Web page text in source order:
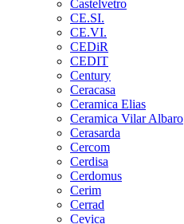
Castelvetro
CE.SI.
CE.VI.
CEDiR
CEDIT
Century
Ceracasa
Ceramica Elias
Ceramica Vilar Albaro
Cerasarda
Cercom
Cerdisa
Cerdomus
Cerim
Cerrad
Cevica